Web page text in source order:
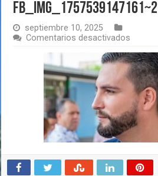
FB_IMG_1757539147161~2
septiembre 10, 2025
Comentarios desactivados